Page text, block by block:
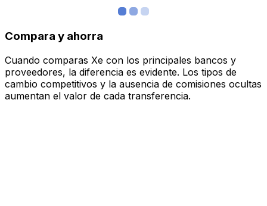
Compara y ahorra
Cuando comparas Xe con los principales bancos y
proveedores, la diferencia es evidente. Los tipos de
cambio competitivos y la ausencia de comisiones ocultas
aumentan el valor de cada transferencia.